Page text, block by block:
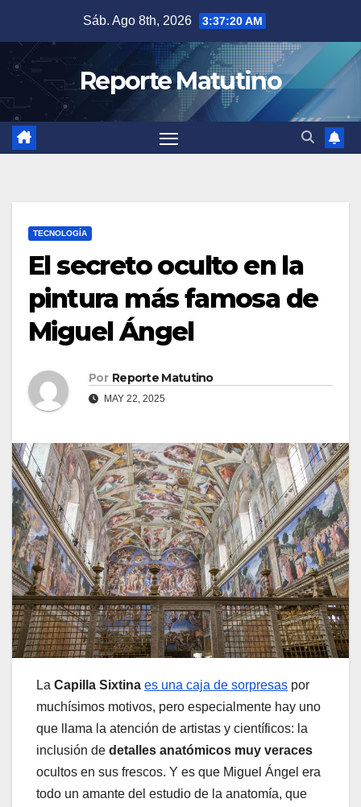
contenido
Sáb. Ago 8th, 2026 3:37:21 AM
Reporte Matutino
TECNOLOGÍA
El secreto oculto en la
pintura más famosa de
Miguel Ángel
Por Reporte Matutino
MAY 22, 2025
La Capilla Sixtina es una caja de sorpresas por
muchísimos motivos, pero especialmente hay uno
que llama la atención de artistas y científicos: la
inclusión de detalles anatómicos muy veraces
ocultos en sus frescos. Y es que Miguel Ángel era
todo un amante del estudio de la anatomía, que